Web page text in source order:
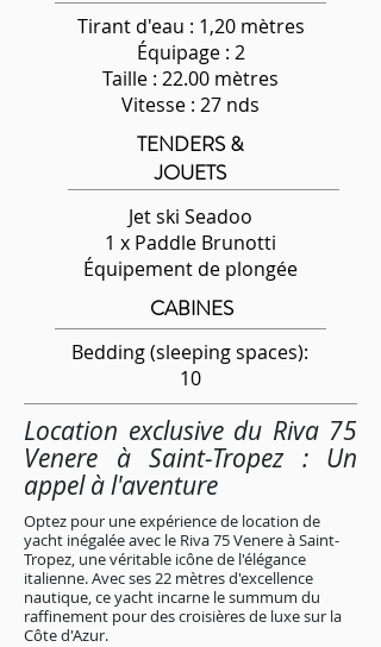
Tirant d'eau : 1,20 mètres
Équipage: 2
Taille : 22.00 mètres
Vitesse : 27 nds
TENDERS &
JOUETS
Jet ski Seadoo
1 x Paddle Brunotti
Équipement de plongée
CABINES
Bedding (sleeping spaces):
10
Location exclusive du Riva 75
Venere à Saint-Tropez : Un
appel à l'aventure
Optez pour une expérience de location de
yacht inégalée avec le Riva 75 Venere à Saint-
Tropez, une véritable icône de l'élégance
italienne. Avec ses 22 mètres d'excellence
nautique, ce yacht incarne le summum du
raffinement pour des croisières de luxe sur la
Côte d'Azur.